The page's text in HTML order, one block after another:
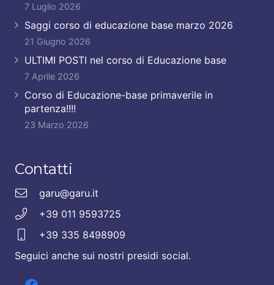
7 Luglio 2026
Saggi corso di educazione base marzo 2026
21 Giugno 2026
ULTIMI POSTI nel corso di Educazione base
7 Aprile 2026
Corso di Educazione-base primaverile in
partenza!!!!
23 Marzo 2026
Contatti
garu@garu.it
+39 011 9593725
+39 335 8498909
Seguici anche sui nostri presidi social.